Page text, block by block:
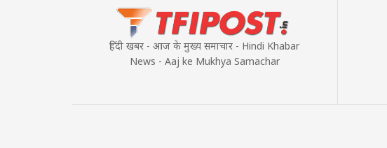
हिंदी खबर - आज के मुख्य समाचार - Hindi Khabar
News - Aaj ke Mukhya Samachar